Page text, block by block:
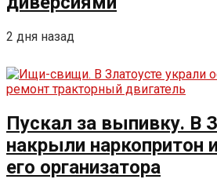
2 дня назад
Пускал за выпивку. В
накрыли наркопритон
его организатора